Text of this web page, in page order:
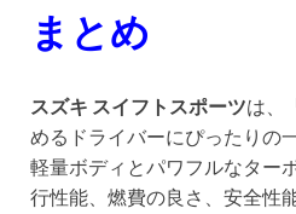
まとめ
スズキ スイフトスポーツは、
めるドライバーにぴったりの
軽量ボディとパワフルなター
行性能、燃費の良さ、安全性